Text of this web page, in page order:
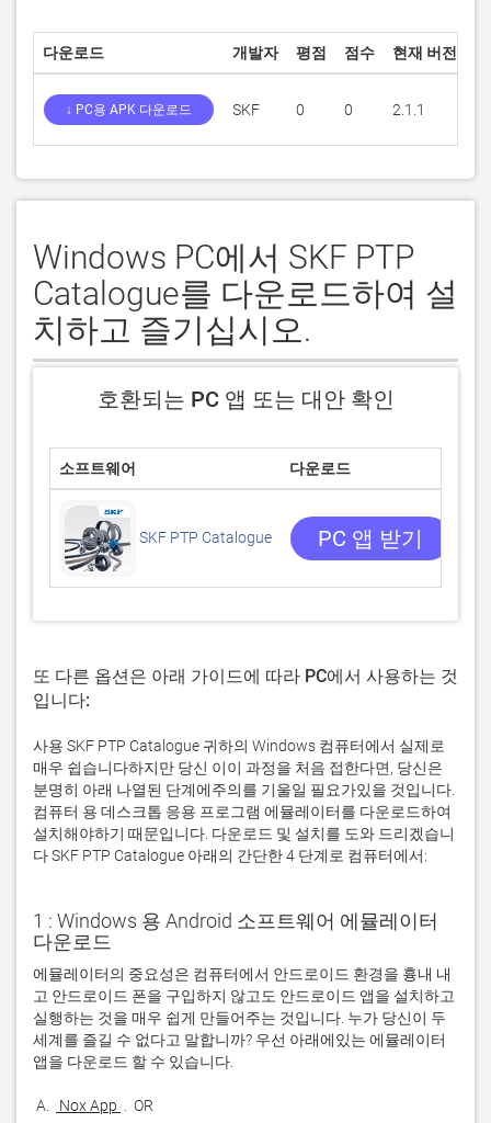
다운로드 개발자 평점 점수 현재 버전
↓ PC용 APK 다운로드 SKF 0 0 2.1.1
Windows PC에서 SKF PTP
Catalogue를 다운로드하여 설
치하고 즐기십시오.
호환되는 PC 앱 또는 대안 확인
소프트웨어 다운로드
SKF PTP Catalogue PC 앱 받기
또 다른 옵션은 아래 가이드에 따라 PC에서 사용하는 것
입니다:
사용 SKF PTP Catalogue 귀하의 Windows 컴퓨터에서 실제로
매우 쉽습니다하지만 당신 이이 과정을 처음 접한다면, 당신은
분명히 아래 나열된 단계에주의를 기울일 필요가있을 것입니다.
컴퓨터 용 데스크톱 응용 프로그램 에뮬레이터를 다운로드하여
설치해야하기 때문입니다. 다운로드 및 설치를 도와 드리겠습니
다 SKF PTP Catalogue 아래의 간단한 4 단계로 컴퓨터에서:
1 : Windows 용 Android 소프트웨어 에뮬레이터
다운로드
에뮬레이터의 중요성은 컴퓨터에서 안드로이드 환경을 흉내 내
고 안드로이드 폰을 구입하지 않고도 안드로이드 앱을 설치하고
실행하는 것을 매우 쉽게 만들어주는 것입니다. 누가 당신이 두
세계를 즐길 수 없다고 말합니까? 우선 아래에있는 에뮬레이터
A. Nox App